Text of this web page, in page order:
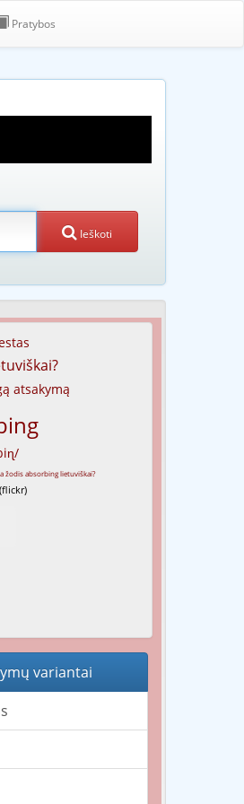
Pratybos
Ieškoti
atsakymą
variantai